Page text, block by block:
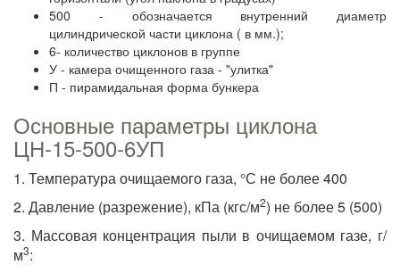
500 - обозначается внутренний диаметр
цилиндрической части циклона ( в мм.);
6- количество циклонов в группе
У - камера очищенного газа - "улитка"
П - пирамидальная форма бункера
Основные параметры циклона
ЦН-15-500-6УП
1. Температура очищаемого газа, °С не более 400
2. Давление (разрежение), кПа (кгс/м2) не более 5 (500)
3. Массовая концентрация пыли в очищаемом газе, г/
м3: